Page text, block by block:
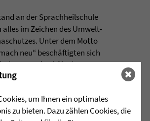
an der Sprachheilschule
alles im Zeichen des Umwelt-
Unter dem Motto
neu“ beschäftigten sich
und Schüler im
Projektwoche intensiv
um Ihnen ein optimales
zu bieten. Dazu zählen Cookies, die